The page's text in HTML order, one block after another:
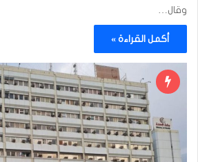
وقال…
أكمل القراءة »